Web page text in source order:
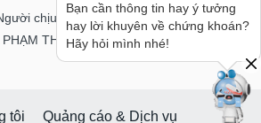
chịu trách nhiệm
PHẠM THỊ THANH NGA
tôi Quảng cáo & Dịch vụ
Bạn cần thông tin hay ý tưởng
hay lời khuyên về chứng khoán?
Hãy hỏi mình nhé!